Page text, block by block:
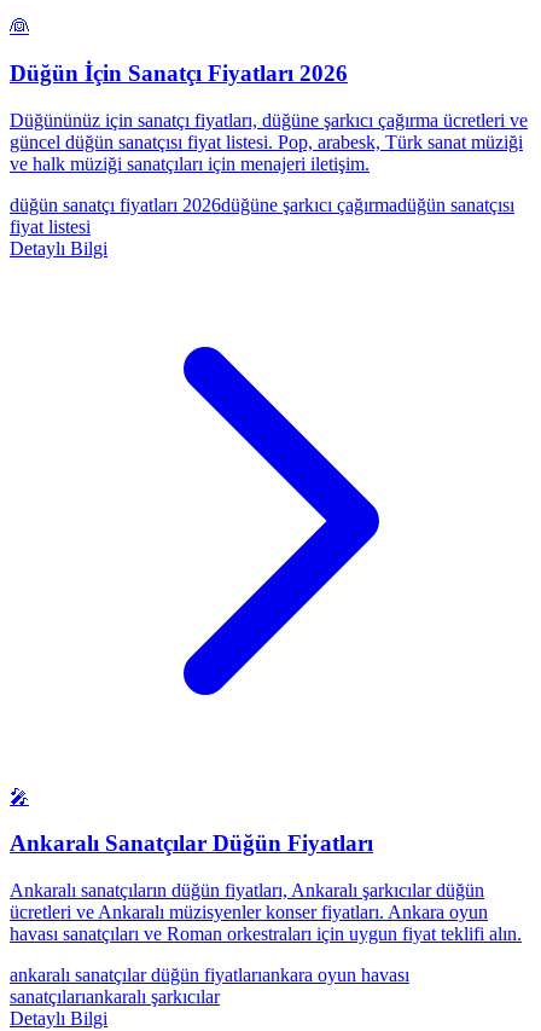
👰
Düğün İçin Sanatçı Fiyatları 2026
Düğününüz için sanatçı fiyatları, düğüne şarkıcı çağırma ücretleri ve
güncel düğün sanatçısı fiyat listesi. Pop, arabesk, Türk sanat müziği
ve halk müziği sanatçıları için menajeri iletişim.
düğün sanatçı fiyatları 2026düğüne şarkıcı çağırmadüğün sanatçısı
fiyat listesi
Detaylı Bilgi
🎤
Ankaralı Sanatçılar Düğün Fiyatları
Ankaralı sanatçıların düğün fiyatları, Ankaralı şarkıcılar düğün
ücretleri ve Ankaralı müzisyenler konser fiyatları. Ankara oyun
havası sanatçıları ve Roman orkestraları için uygun fiyat teklifi alın.
ankaralı sanatçılar düğün fiyatlarıankara oyun havası
sanatçılarıankaralı şarkıcılar
Detaylı Bilgi